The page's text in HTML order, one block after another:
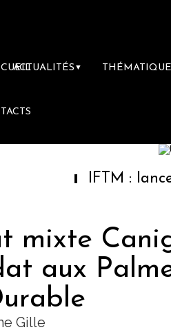
ACTUALITÉS ▼
IFTM : lancement
mixte
aux
Gille